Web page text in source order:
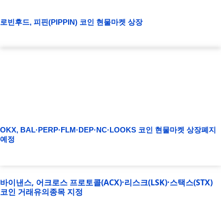
로빈후드, 피핀(PIPPIN) 코인 현물마켓 상장
OKX, BAL·PERP·FLM·DEP·NC·LOOKS 코인 현물마켓 상장폐지
예정
바이낸스, 어크로스 프로토콜(ACX)·리스크(LSK)·스택스(STX)
코인 거래유의종목 지정